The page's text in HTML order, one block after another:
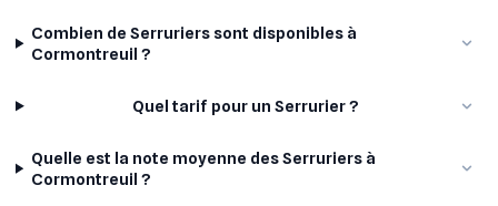
Combien de Serruriers sont disponibles à
Cormontreuil ?
Quel tarif pour un Serrurier ?
Quelle est la note moyenne des Serruriers à
Cormontreuil ?